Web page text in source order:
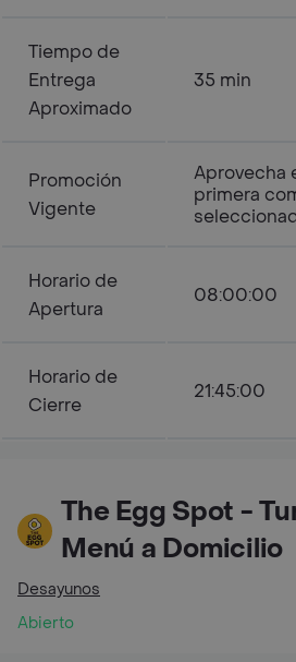
Tiempo de
Entrega
Aproximado
35 min
Promoción
Vigente
Aprovecha
primera
Horario de
Apertura
08:00:00
Horario de
Cierre
21:45:00
The Egg Spot -
Menú a Domicilio
Desayunos
Abierto